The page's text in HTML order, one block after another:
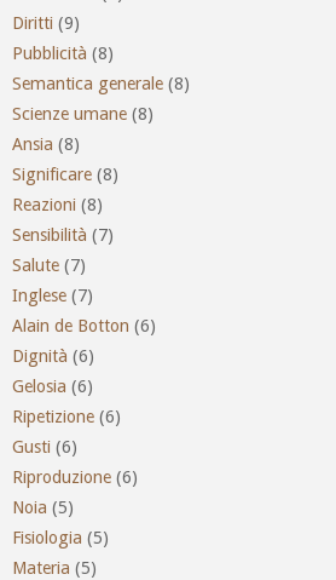
Diritti (9)
Pubblicità (8)
Semantica generale (8)
Scienze umane (8)
Ansia (8)
Significare (8)
Reazioni (8)
Sensibilità (7)
Salute (7)
Inglese (7)
Alain de Botton (6)
Dignità (6)
Gelosia (6)
Ripetizione (6)
Gusti (6)
Riproduzione (6)
Noia (5)
Fisiologia (5)
Materia (5)